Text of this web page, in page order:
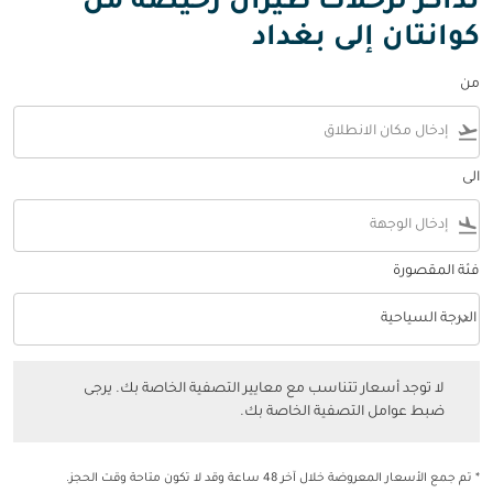
كوانتان إلى بغداد
من
flight_takeoff
الى
flight_land
فئة المقصورة
فئة المقصورة option الدرجة السياحية Selected
الدرجة السياحية
keyboard_arrow_down
لا توجد أسعار تتناسب مع معايير التصفية الخاصة بك. يرجى
ضبط عوامل التصفية الخاصة بك.
* تم جمع الأسعار المعروضة خلال آخر 48 ساعة وقد لا تكون متاحة وقت الحجز.